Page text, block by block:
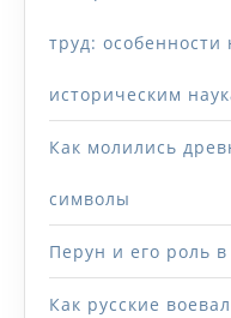
труд:
историческим
Как молились
символы
Перун и его роль
Как русские